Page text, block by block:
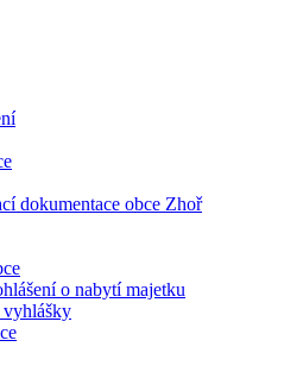
dokumentace obce Zhoř
o nabytí majetku
vyhlášky